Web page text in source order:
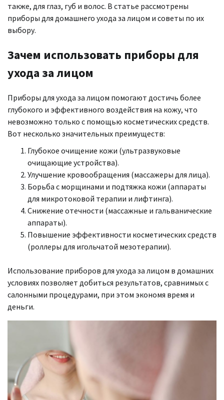
также, для глаз, губ и волос. В статье рассмотрены
приборы для домашнего ухода за лицом и советы по их
выбору.
Зачем использовать приборы для
ухода за лицом
Приборы для ухода за лицом помогают достичь более
глубокого и эффективного воздействия на кожу, что
невозможно только с помощью косметических средств.
Вот несколько значительных преимуществ:
Глубокое очищение кожи (ультразвуковые
очищающие устройства).
Улучшение кровообращения (массажеры для лица).
Борьба с морщинами и подтяжка кожи (аппараты
для микротоковой терапии и лифтинга).
Снижение отечности (массажные и гальванические
аппараты).
Повышение эффективности косметических средств
(роллеры для игольчатой мезотерапии).
Использование приборов для ухода за лицом в домашних
условиях позволяет добиться результатов, сравнимых с
салонными процедурами, при этом экономя время и
деньги.